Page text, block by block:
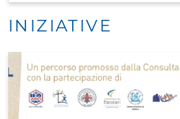
INIZIATIVE